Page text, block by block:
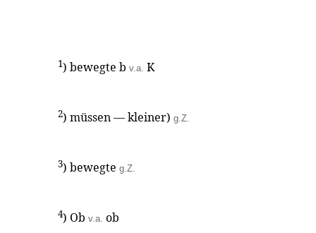
1) bewegte b v.a. K
2) müssen — kleiner) g.Z.
3) bewegte g.Z.
4) Ob v.a. ob